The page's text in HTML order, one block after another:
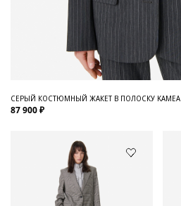
СЕРЫЙ КОСТЮМНЫЙ ЖАКЕТ В ПОЛОСКУ KAMEA
87 900 ₽